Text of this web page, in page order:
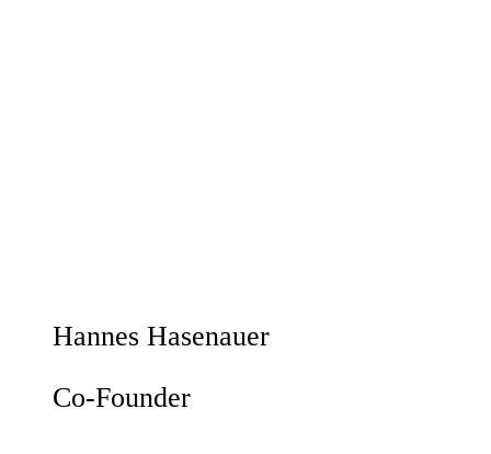
Hannes Hasenauer
Co-Founder